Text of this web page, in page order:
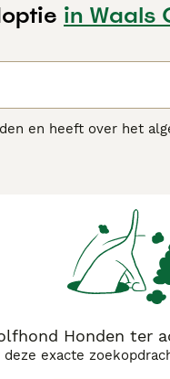
in Waals
en heeft over het
met andere
over dit
Honden ter
exacte